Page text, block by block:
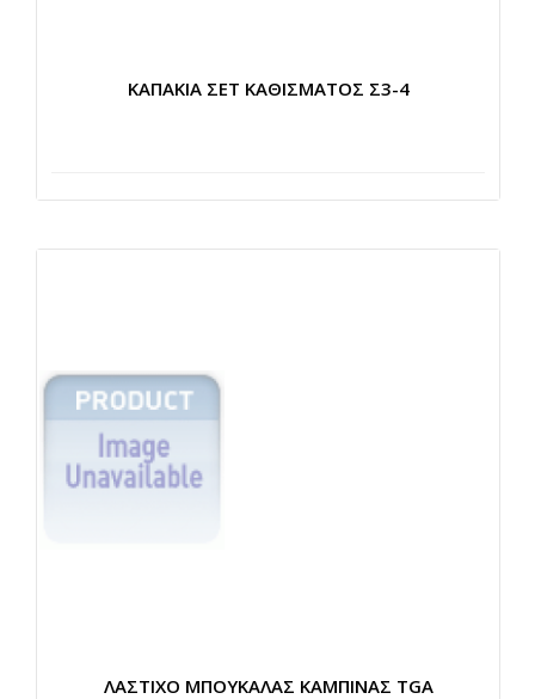
ΚΑΠΑΚΙΑ ΣΕΤ ΚΑΘΙΣΜΑΤΟΣ Σ3-4
ΛΑΣΤΙΧΟ ΜΠΟΥΚΑΛΑΣ ΚΑΜΠΙΝΑΣ TGA